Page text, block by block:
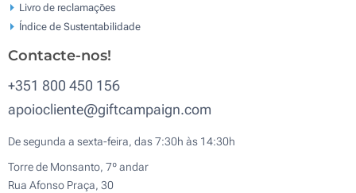
Livro de reclamaçōes
Índice de Sustentabilidade
Contacte-nos!
+351 800 450 156
apoiocliente@giftcampaign.com
De segunda a sexta-feira, das 7:30h às 14:30h
Torre de Monsanto, 7º andar
Rua Afonso Praça, 30